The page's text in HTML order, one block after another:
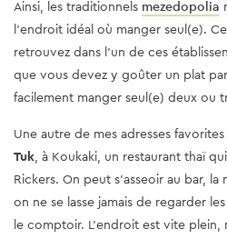
Ainsi, les traditionnels mezedopolia
l’endroit idéal où manger seul(e).
retrouvez dans l’un de ces
que vous devez y goûter un plat
facilement manger seul(e) deux ou
Une autre de mes adresses
Tuk, à Koukaki, un restaurant thaï
Rickers. On peut s’asseoir au bar,
on ne se lasse jamais de regarder
le comptoir. L’endroit est vite plein,